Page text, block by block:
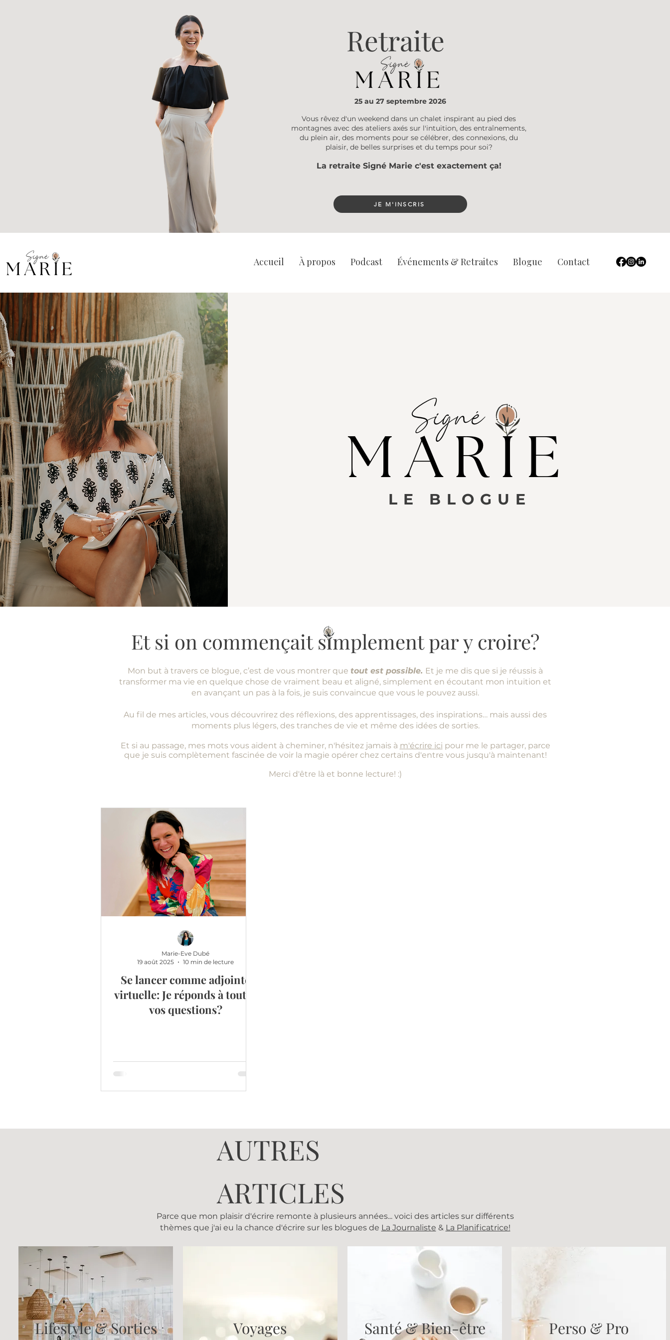
Retraite
25 au 27 septembre 2026
Vous rêvez d'un weekend dans un chalet inspirant au pied des
montagnes avec des ateliers axés sur l'intuition, des entraînements,
du plein air, des moments pour se célébrer, des connexions, du
plaisir, de belles surprises et du temps pour soi?
La retraite Signé Marie c'est exactement ça!
JE M'INSCRIS
Accueil À propos Podcast Événements & Retraites Blogue Contact
LE BLOGUE
Et si on commençait simplement par y croire?
Mon but à travers ce blogue, c’est de vous montrer que tout est possible. Et je me dis que si je réussis à
transformer ma vie en quelque chose de vraiment beau et aligné, simplement en écoutant mon intuition et
en avançant un pas à la fois, je suis convaincue que vous le pouvez aussi.
Au fil de mes articles, vous découvrirez des réflexions, des apprentissages, des inspirations… mais aussi des
moments plus légers, des tranches de vie et même des idées de sorties.
Et si au passage, mes mots vous aident à cheminer, n'hésitez jamais à m'écrire ici pour me le partager, parce
que je suis complètement fascinée de voir la magie opérer chez certains d'entre vous jusqu'à maintenant!
Merci d'être là et bonne lecture! :)
Se lancer comme adjointe
virtuelle: Je réponds à toutes
vos questions?
Marie-Eve Dubé
19 août 2025
10 min de lecture
Parce que mon plaisir d'écrire remonte à plusieurs années... voici des articles sur différents
thèmes que j'ai eu la chance d'écrire sur les blogues de La Journaliste & La Planificatrice!
AUTRES
ARTICLES
Lifestyle & Sorties Voyages Santé & Bien-être Perso & Pro